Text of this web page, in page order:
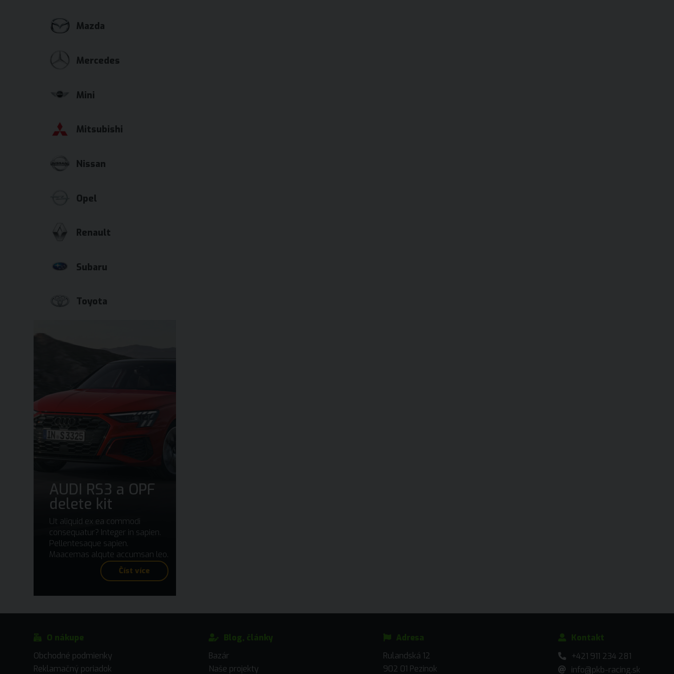
Mazda
Mercedes
Mini
Mitsubishi
Nissan
Opel
Renault
Subaru
Toyota
AUDI RS3 a OPF
delete kit
Ut aliquid ex ea commodi
consequatur? Integer in sapien.
Pellentesaque sapien.
Maacemas alqute accumsan leo.
Číst více
O nákupe
Obchodné podmienky
Reklamačný poriadok
Blog, články
Bazár
Naše projekty
Adresa
Rulandská 12
902 01 Pezinok
Kontakt
+421 911 234 281
info@pkb-racing.sk